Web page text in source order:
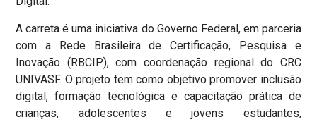
A carreta é uma iniciativa do Governo Federal, em parceria
com a Rede Brasileira de Certificação, Pesquisa e
Inovação (RBCIP), com coordenação regional do CRC
UNIVASF. O projeto tem como objetivo promover inclusão
digital, formação tecnológica e capacitação prática de
crianças, adolescentes e jovens estudantes,